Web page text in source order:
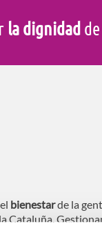
la dignidadde
bienestarde la
Cataluña.